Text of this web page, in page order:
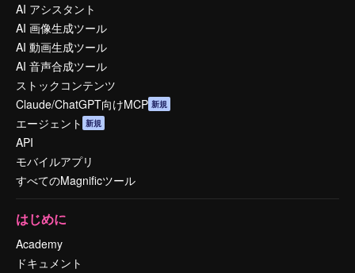
AI アシスタント
AI 画像生成ツール
AI 動画生成ツール
AI 音声合成ツール
ストックコンテンツ
Claude/ChatGPT向けMCP 新規
エージェント 新規
API
モバイルアプリ
すべてのMagnificツール
はじめに
Academy
ドキュメント